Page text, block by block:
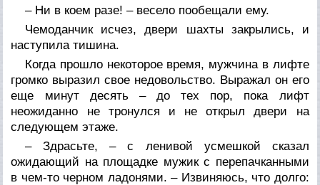
– Ни в коем разе! – весело пообещали ему.
Чемоданчик исчез, двери шахты закрылись, и
наступила тишина.
Когда прошло некоторое время, мужчина в лифте
громко выразил свое недовольство. Выражал он его
еще минут десять – до тех пор, пока лифт
неожиданно не тронулся и не открыл двери на
следующем этаже.
– Здрасьте, – с ленивой усмешкой сказал
ожидающий на площадке мужик с перепачканными
в чем-то черном ладонями. – Извиняюсь, что долго: